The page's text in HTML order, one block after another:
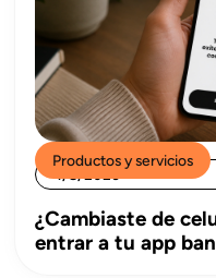
Productos y servicios
¿Cambiaste de
entrar a tu app